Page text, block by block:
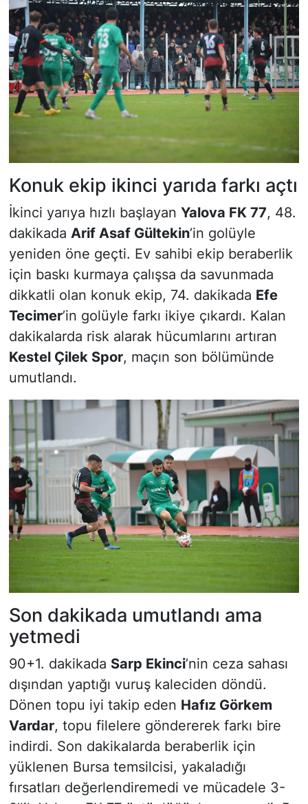
Konuk ekip ikinci yarıda farkı açtı
İkinci yarıya hızlı başlayan Yalova FK 77, 48.
dakikada Arif Asaf Gültekin’in golüyle
yeniden öne geçti. Ev sahibi ekip beraberlik
için baskı kurmaya çalışsa da savunmada
dikkatli olan konuk ekip, 74. dakikada Efe
Tecimer’in golüyle farkı ikiye çıkardı. Kalan
dakikalarda risk alarak hücumlarını artıran
Kestel Çilek Spor, maçın son bölümünde
umutlandı.
Son dakikada umutlandı ama
yetmedi
90+1. dakikada Sarp Ekinci’nin ceza sahası
dışından yaptığı vuruş kaleciden döndü.
Dönen topu iyi takip eden Hafız Görkem
Vardar, topu filelere göndererek farkı bire
indirdi. Son dakikalarda beraberlik için
yüklenen Bursa temsilcisi, yakaladığı
fırsatları değerlendiremedi ve mücadele 3-